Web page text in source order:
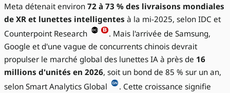
Meta détenait environ 72 à 73 % des livraisons mondiales
de XR et lunettes intelligentes à la mi-2025, selon IDC et
Counterpoint Research
. Mais l'arrivée de Samsung,
Google et d'une vague de concurrents chinois devrait
propulser le marché global des lunettes IA à près de 16
millions d'unités en 2026, soit un bond de 85 % sur un an,
selon Smart Analytics Global
. Cette croissance signifie